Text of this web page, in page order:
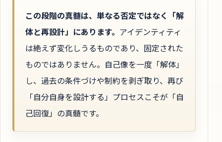
この段階の真髄は、単なる否定ではなく「解
体と再設計」にあります。 アイデンティティ
は絶えず変化しうるものであり、固定された
ものではありません。自己像を一度「解体」
し、過去の条件づけや制約を剥ぎ取り、再び
「自分自身を設計する」プロセスこそが「自
己回復」の真髄です。